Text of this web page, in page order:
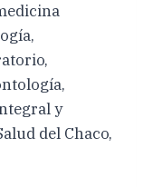
y
del Chaco,